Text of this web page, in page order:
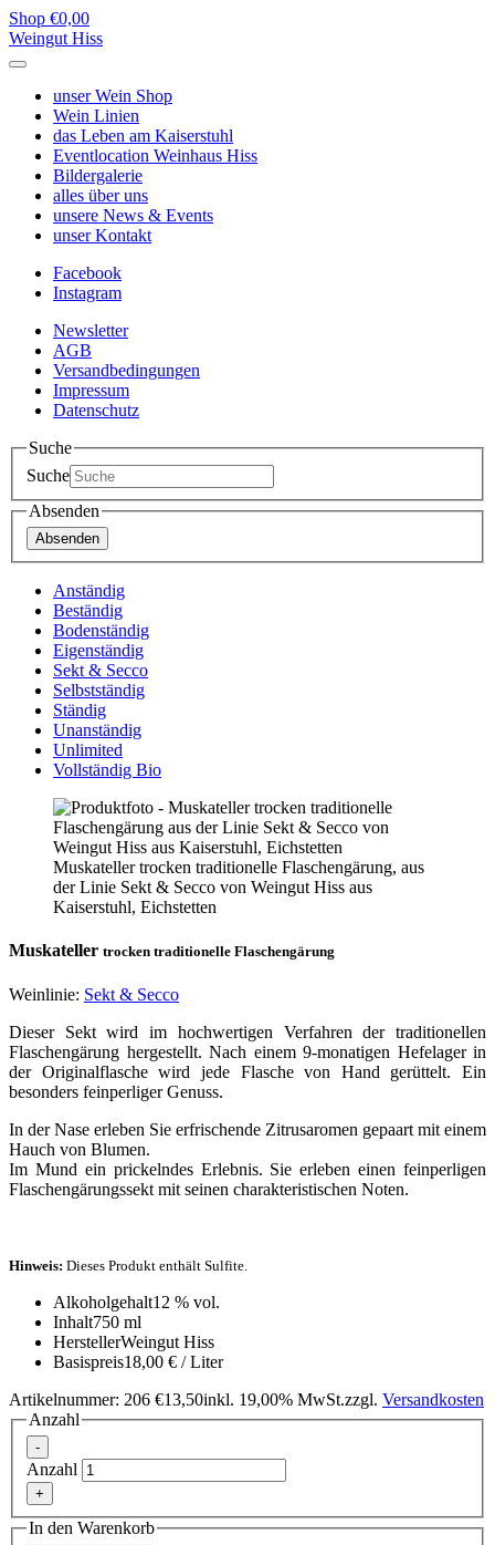
Shop €0,00
Weingut Hiss
unserWein Shop
Wein Linien
das Leben am Kaiserstuhl
Eventlocation Weinhaus Hiss
Bildergalerie
alles überuns
unsere News & Events
unserKontakt
Facebook
Instagram
Newsletter
AGB
Versandbedingungen
Impressum
Datenschutz
Suche
Suche
Absenden
Absenden
Anständig
Beständig
Bodenständig
Eigenständig
Sekt & Secco
Selbstständig
Ständig
Unanständig
Unlimited
Vollständig Bio
Muskateller trocken traditionelle Flaschengärung, aus
der Linie Sekt & Secco von Weingut Hiss aus
Kaiserstuhl, Eichstetten
Muskateller trocken traditionelle Flaschengärung
Weinlinie: Sekt & Secco
Dieser Sekt wird im hochwertigen Verfahren der traditionellen
Flaschengärung hergestellt. Nach einem 9-monatigen Hefelager in
der Originalflasche wird jede Flasche von Hand gerüttelt. Ein
besonders feinperliger Genuss.
In der Nase erleben Sie erfrischende Zitrusaromen gepaart mit einem
Hauch von Blumen.
Im Mund ein prickelndes Erlebnis. Sie erleben einen feinperligen
Flaschengärungssekt mit seinen charakteristischen Noten.
Hinweis: Dieses Produkt enthält Sulfite.
Alkoholgehalt12 % vol.
Inhalt750 ml
HerstellerWeingut Hiss
Basispreis18,00 € / Liter
Artikelnummer: 206 €13,50inkl. 19,00% MwSt.zzgl. Versandkosten
Anzahl
-
Anzahl
+
In den Warenkorb